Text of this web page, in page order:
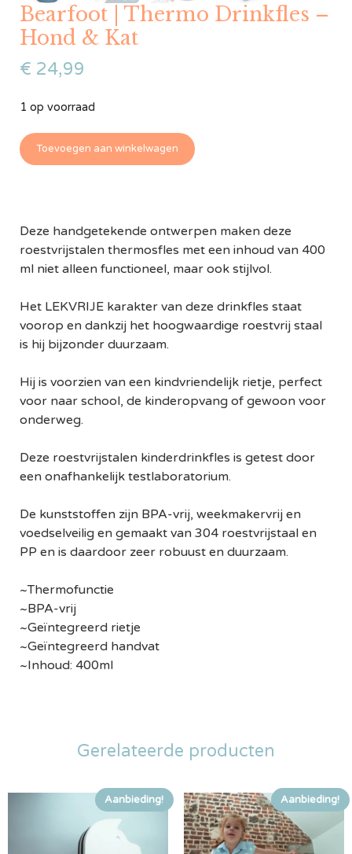
Bearfoot | Thermo Drinkfles –
Hond & Kat
€ 24,99
1 op voorraad
Toevoegen aan winkelwagen
Deze handgetekende ontwerpen maken deze
roestvrijstalen thermosfles met een inhoud van 400
ml niet alleen functioneel, maar ook stijlvol.
Het LEKVRIJE karakter van deze drinkfles staat
voorop en dankzij het hoogwaardige roestvrij staal
is hij bijzonder duurzaam.
Hij is voorzien van een kindvriendelijk rietje, perfect
voor naar school, de kinderopvang of gewoon voor
onderweg.
Deze roestvrijstalen kinderdrinkfles is getest door
een onafhankelijk testlaboratorium.
De kunststoffen zijn BPA-vrij, weekmakervrij en
voedselveilig en gemaakt van 304 roestvrijstaal en
PP en is daardoor zeer robuust en duurzaam.
~Thermofunctie
~BPA-vrij
~Geïntegreerd rietje
~Geïntegreerd handvat
~Inhoud: 400ml
Gerelateerde producten
Aanbieding! Aanbieding!